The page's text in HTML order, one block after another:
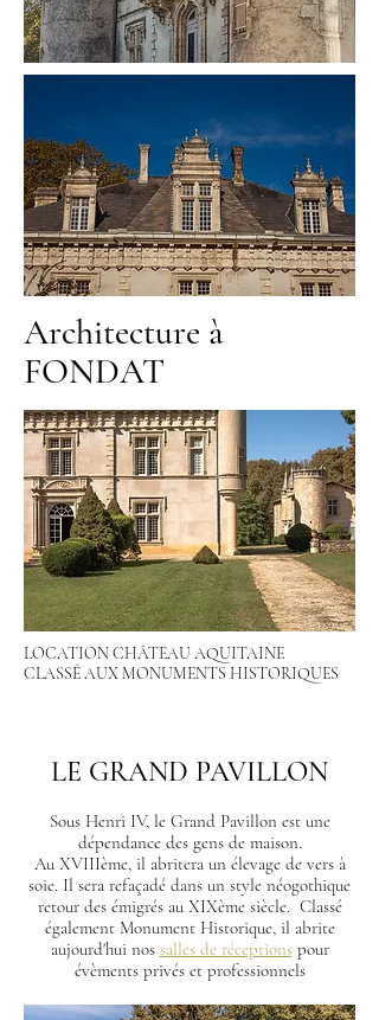
Architecture à
FONDAT
LOCATION CHÂTEAU AQUITAINE
CLASSÉ AUX MONUMENTS HISTORIQUES
LE GRAND PAVILLON
Sous Henri IV, le Grand Pavillon est une
dépendance des gens de maison.
Au XVIIIème, il abritera un élevage de vers à
soie. Il sera refaçadé dans un style néogothique
retour des émigrés au XIXème siècle. Classé
également Monument Historique, il abrite
aujourd'hui nos salles de réceptionspour
évèments privés et professionnels